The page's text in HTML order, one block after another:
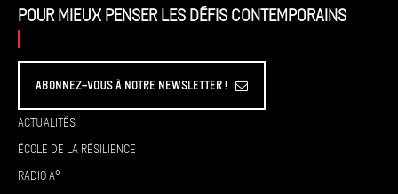
Pour mieux penser les défis contemporains
Abonnez-vous à Notre Newsletter !
Actualités
École de la résilience
Radio A°